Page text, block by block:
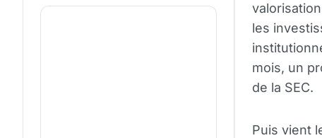
les
mois, un
de la SEC.
Puis vient